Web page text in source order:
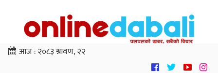
आज :२०८३ श्रावण, २२